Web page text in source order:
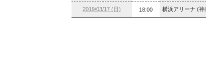
2019/03/17 (日) 18:00 横浜アリーナ (神